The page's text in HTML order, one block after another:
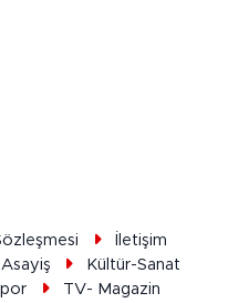
İletişim
Asayiş
Kültür-Sanat
TV- Magazin